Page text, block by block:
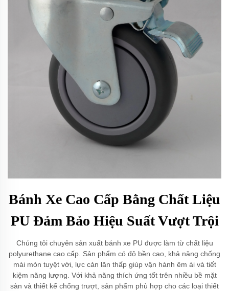
Bánh Xe Cao Cấp Bằng Chất Liệu
PU Đảm Bảo Hiệu Suất Vượt Trội
Chúng tôi chuyên sản xuất bánh xe PU được làm từ chất liệu
polyurethane cao cấp. Sản phẩm có độ bền cao, khả năng chống
mài mòn tuyệt vời, lực cản lăn thấp giúp vận hành êm ái và tiết
kiệm năng lượng. Với khả năng thích ứng tốt trên nhiều bề mặt
sàn và thiết kế chống trượt, sản phẩm phù hợp cho các loại thiết